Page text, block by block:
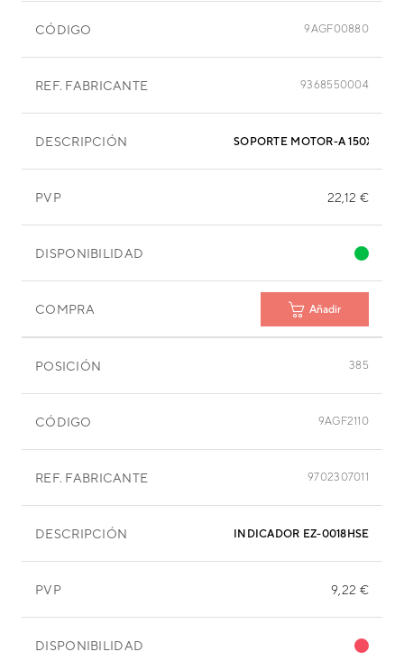
CÓDIGO 9AGF00880
REF. FABRICANTE 9368550004
DESCRIPCIÓN SOPORTE MOTOR-A
PVP 22,12 €
DISPONIBILIDAD
COMPRA Añadir
POSICIÓN 385
CÓDIGO 9AGF2110
REF. FABRICANTE 9702307011
DESCRIPCIÓN
PVP 9,22 €
DISPONIBILIDAD